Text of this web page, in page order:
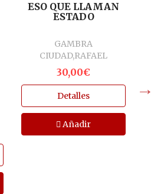
ESO QUE LLAMAN
ESTADO
GAMBRA
CIUDAD,RAFAEL
30,00€
Detalles
Añadir